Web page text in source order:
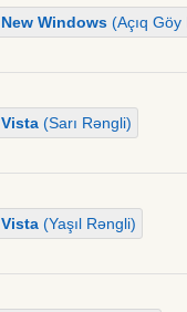
New Windows(Açıq Göy
Vista(Sarı Rəngli)
Vista(Yaşıl Rəngli)